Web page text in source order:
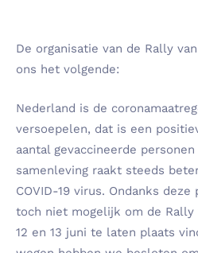
De organisatie van de Rally
ons het volgende:
Nederland is de
versoepelen, dat is een
aantal gevaccineerde
samenleving raakt steeds
COVID-19 virus. Ondanks
toch niet mogelijk om de Rally
12 en 13 juni te laten plaats